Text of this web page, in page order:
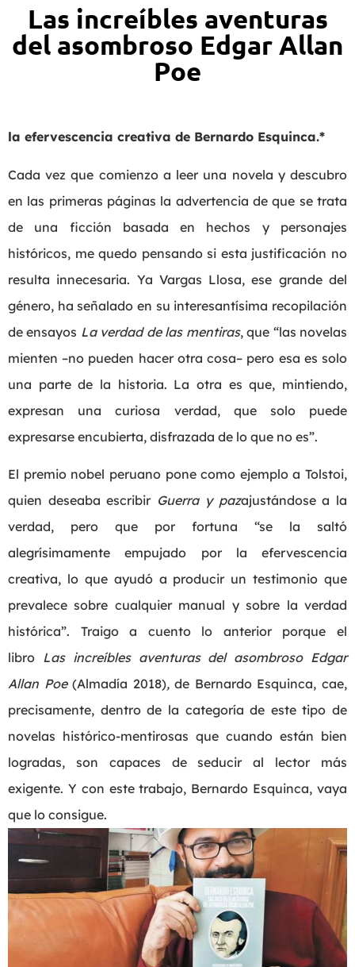
Las increíbles aventuras
del asombroso Edgar Allan
Poe
la efervescencia creativa de Bernardo Esquinca.*
Cada vez que comienzo a leer una novela y descubro
en las primeras páginas la advertencia de que se trata
de una ficción basada en hechos y personajes
históricos, me quedo pensando si esta justificación no
resulta innecesaria. Ya Vargas Llosa, ese grande del
género, ha señalado en su interesantísima recopilación
de ensayos La verdad de las mentiras, que “las novelas
mienten –no pueden hacer otra cosa– pero esa es solo
una parte de la historia. La otra es que, mintiendo,
expresan una curiosa verdad, que solo puede
expresarse encubierta, disfrazada de lo que no es”.
El premio nobel peruano pone como ejemplo a Tolstoi,
quien deseaba escribir Guerra y pazajustándose a la
verdad, pero que por fortuna “se la saltó
alegrísimamente empujado por la efervescencia
creativa, lo que ayudó a producir un testimonio que
prevalece sobre cualquier manual y sobre la verdad
histórica”. Traigo a cuento lo anterior porque el
libro Las increíbles aventuras del asombroso Edgar
Allan Poe(Almadía 2018),de Bernardo Esquinca, cae,
precisamente, dentro de la categoría de este tipo de
novelas histórico-mentirosas que cuando están bien
logradas, son capaces de seducir al lector más
exigente. Y con este trabajo, Bernardo Esquinca, vaya
que lo consigue.